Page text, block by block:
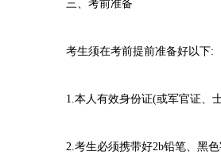
三、考前准备
考生须在考前提前准备好以下:
1.本人有效身份证(或军官证、士
2.考生必须携带好2b铅笔、黑色